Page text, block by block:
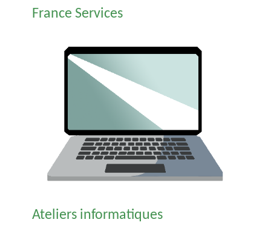
France Services
Ateliers informatiques